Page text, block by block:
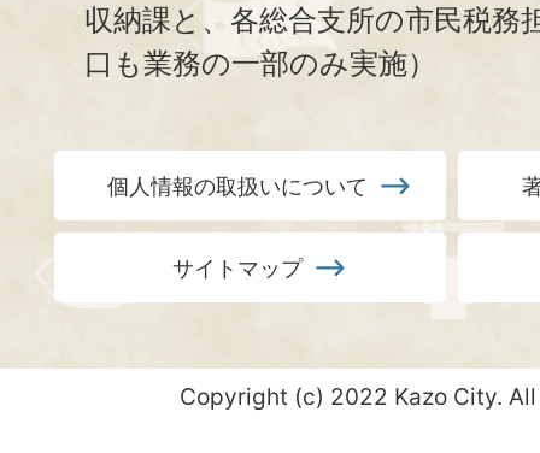
収納課と、 各総合支所の市民税務
口も業務の一部のみ実施）
個人情報の取扱いについて
サイトマップ
Copyright (c) 2022 Kazo City.